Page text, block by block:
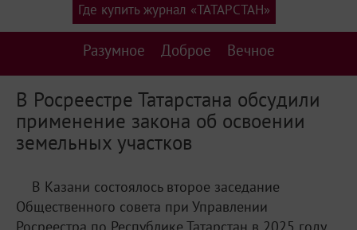
Разумное Доброе Вечное
Где купить журнал «ТАТАРСТАН»
В Росреестре Татарстана обсудили
применение закона об освоении
земельных участков
В Казани состоялось второе заседание
Общественного совета при Управлении
Росреестра по Республике Татарстан в 2025 году.